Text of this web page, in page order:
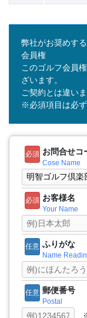
弊社がお奨めす
会員権
このゴルフ会員
ざいます。
ご契約とは違い
※必須項目は必ず
必須 お問合せコ
Cose Name
必須 お客様名
Your Name
任意 ふりがな
Name
任意 郵便番号
Postal
※